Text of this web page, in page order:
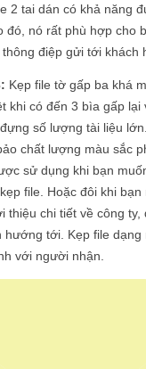
2 tai dán có khả năng
đó, nó rất phù hợp cho
điệp gửi tới khách
Kẹp file tờ gấp ba khá
khi có đến 3 bìa gấp lại
số lượng tài liệu
chất lượng màu sắc
sử dụng khi bạn
file. Hoặc đôi khi bạn
thiệu chi tiết về công ty,
hướng tới. Kẹp file
với người nhận.